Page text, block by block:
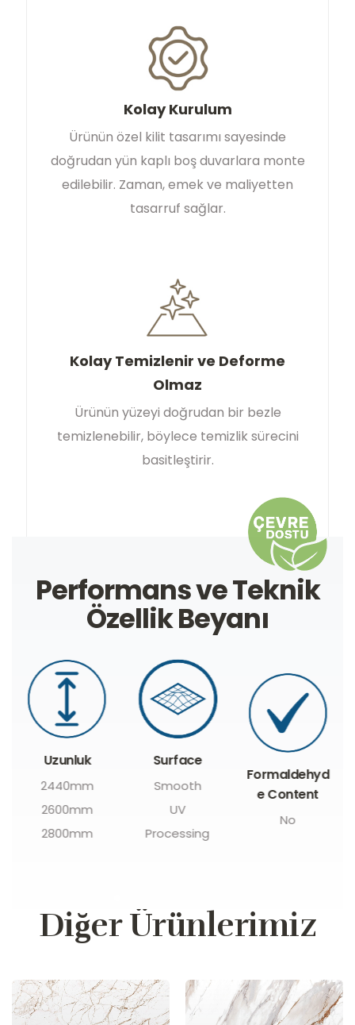
Kolay Kurulum
Ürünün özel kilit tasarımı sayesinde
doğrudan yün kaplı boş duvarlara monte
edilebilir. Zaman, emek ve maliyetten
tasarruf sağlar.
Kolay Temizlenir ve Deforme
Olmaz
Ürünün yüzeyi doğrudan bir bezle
temizlenebilir, böylece temizlik sürecini
basitleştirir.
Performans ve Teknik
Özellik Beyanı
Surface
Smooth
UV
Processing
e Content
No
Ağır Metal
İçeriği
Yok
Diğer Ürünlerimiz